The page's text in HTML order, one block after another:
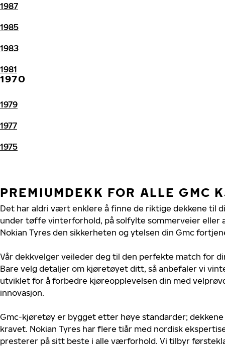
1987
1985
1983
1981
1970
1979
1977
1975
PREMIUMDEKK FOR ALLE GMC
Det har aldri vært enklere å finne de riktige dekkene til
under tøffe vinterforhold, på solfylte sommerveier eller
Nokian Tyres den sikkerheten og ytelsen din Gmc
Vår dekkvelger veileder deg til den perfekte match for
Bare velg detaljer om kjøretøyet ditt, så anbefaler vi
utviklet for å forbedre kjøreopplevelsen din med
innovasjon.
Gmc-kjøretøy er bygget etter høye standarder;
kravet. Nokian Tyres har flere tiår med nordisk
presterer på sitt beste i alle værforhold. Vi tilbyr